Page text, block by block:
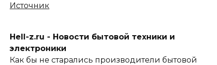
Источник
Hell-z.ru - Новости бытовой техники и
электроники
Как бы не старались производители бытовой